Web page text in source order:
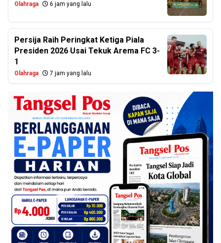
Olahraga 6 jam yang lalu
Persija Raih Peringkat Ketiga Piala
Presiden 2026 Usai Tekuk Arema FC 3-
1
Olahraga 7 jam yang lalu